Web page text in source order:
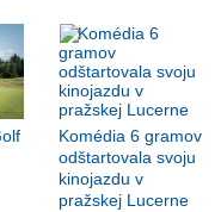
Komédia 6 gramov
odštartovala svoju
kinojazdu v
pražskej Lucerne